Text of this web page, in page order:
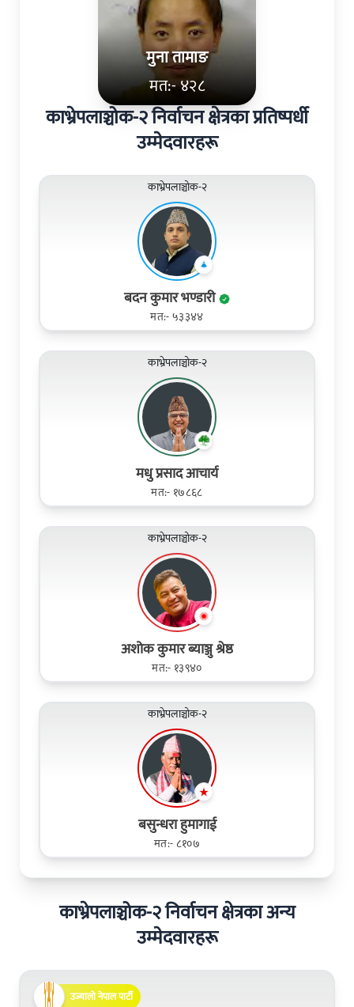
मुना तामाङ
मत:- ४२८
काभ्रेपलाञ्चोक-२ निर्वाचन क्षेत्रका प्रतिष्पर्धी
उम्मेदवारहरू
काभ्रेपलाञ्चोक-२
बदन कुमार भण्डारी
मत:- ५३३४४
काभ्रेपलाञ्चोक-२
मधु प्रसाद आचार्य
मत:- १७८६८
काभ्रेपलाञ्चोक-२
अशोक कुमार ब्याञ्जु श्रेष्ठ
मत:- १३९४०
काभ्रेपलाञ्चोक-२
बसुन्धरा हुमागाई
मत:- ८१०७
काभ्रेपलाञ्चोक-२ निर्वाचन क्षेत्रका अन्य
उम्मेदवारहरू
उज्यालो नेपाल पार्टी